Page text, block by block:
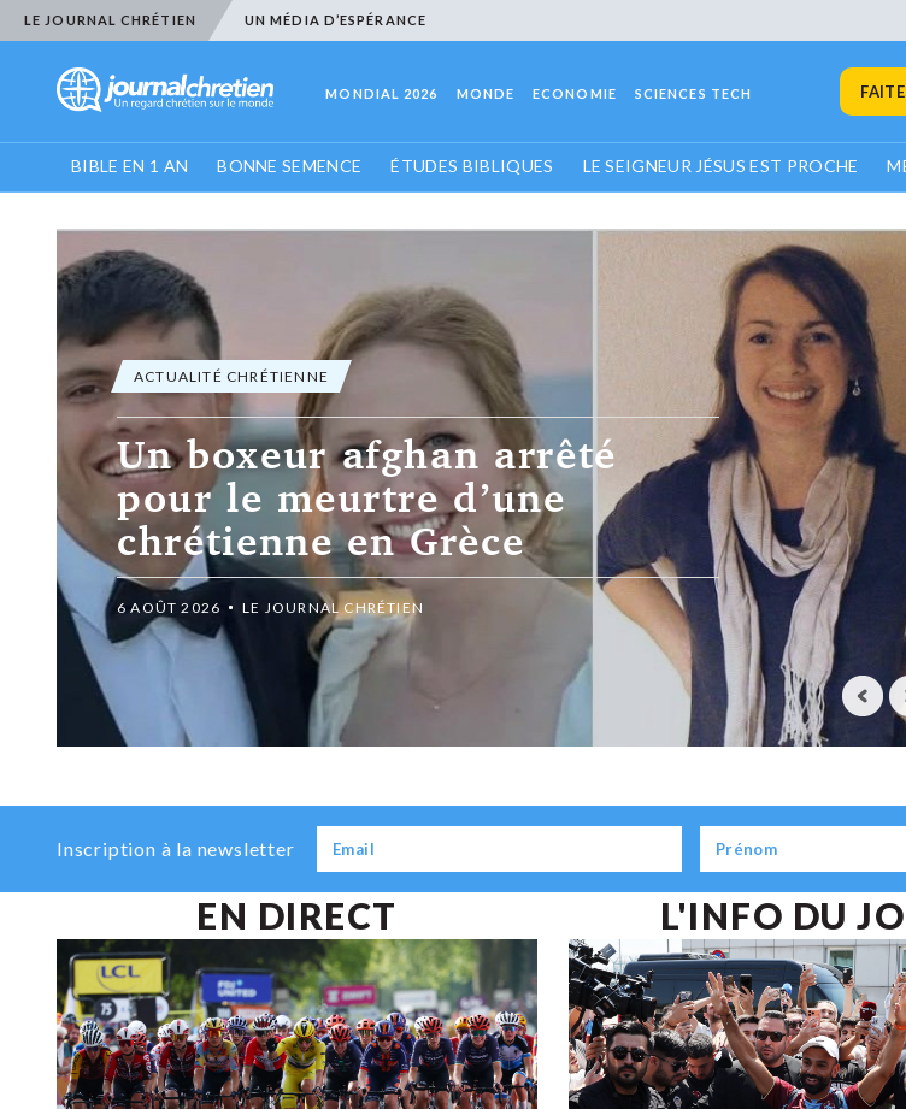
LE JOURNAL CHRÉTIEN UN MÉDIA D’ESPÉRANCE
MONDIAL 2026 MONDE ECONOMIE SCIENCES TECH
BIBLE EN 1 AN BONNE SEMENCE ÉTUDES BIBLIQUES LE SEIGNEUR JÉSUS EST PROCHE
ACTUALITÉ CHRÉTIENNE
Des organisations
chrétiennes victimes d’une
faille de cybersécurité au
Royaume-Uni
6 AOÛT 2026 LE JOURNAL CHRÉTIEN
Inscription à la newsletter
EN DIRECT L'INFO DU